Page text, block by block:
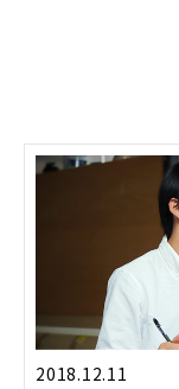
2018.12.11